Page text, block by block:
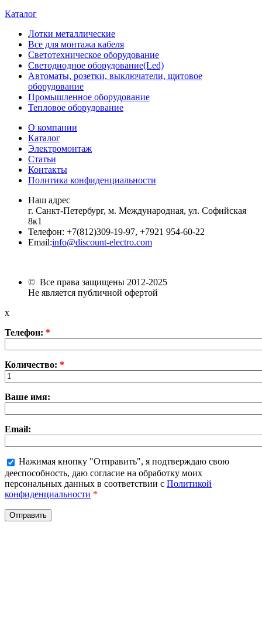
Каталог
Лотки металлические
Все для монтажа кабеля
Светотехническое оборудование
Светодиодное оборудование(Led)
Автоматы, розетки, выключатели, щитовое
оборудование
Промышленное оборудование
Тепловое оборудование
О компании
Каталог
Электромонтаж
Статьи
Контакты
Политика конфиденциальности
Наш адрес
г. Санкт-Петербург, м. Международная, ул. Софийская
8к1
Телефон: +7(812)309-19-97, +7921 954-60-22
Email:info@discount-electro.com
© Все права защищены 2012-2025
Не является публичной офертой
x
Телефон: *
Количество: *
Ваше имя:
Email:
Нажимая кнопку "Отправить", я подтверждаю свою
дееспособность, даю согласие на обработку моих
персональных данных в соответствии с Политикой
конфиденциальности *